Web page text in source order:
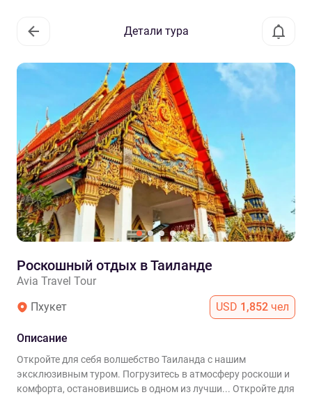
Детали тура
Роскошный отдых в Таиланде
Avia Travel Tour
Пхукет
USD 1,852 чел
Описание
Откройте для себя волшебство Таиланда с нашим
эксклюзивным туром. Погрузитесь в атмосферу роскоши и
комфорта, остановившись в одном из лучши... Откройте для